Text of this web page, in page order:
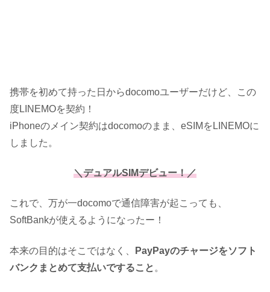
携帯を初めて持った日からdocomoユーザーだけど、この
度LINEMOを契約！
iPhoneのメイン契約はdocomoのまま、eSIMをLINEMOに
しました。
＼デュアルSIMデビュー！／
これで、万が一docomoで通信障害が起こっても、
SoftBankが使えるようになったー！
本来の目的はそこではなく、
PayPayのチャージをソフト
バンクまとめて支払いですること 。